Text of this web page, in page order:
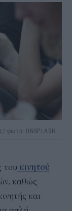
φωτο: UNSPLASH
του κινητού
καθώς
και